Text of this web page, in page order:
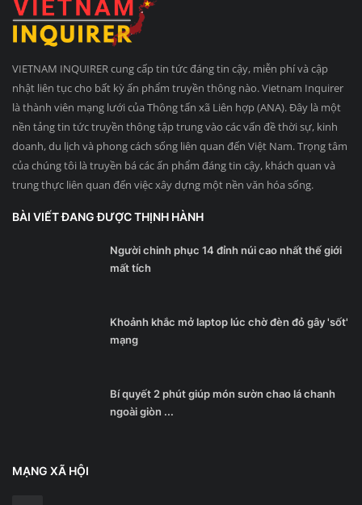
VIETNAM INQUIRER cung cấp tin tức đáng tin cậy, miễn phí và cập
nhật liên tục cho bất kỳ ấn phẩm truyền thông nào. Vietnam Inquirer
là thành viên mạng lưới của Thông tấn xã Liên hợp (ANA). Đây là một
nền tảng tin tức truyền thông tập trung vào các vấn đề thời sự, kinh
doanh, du lịch và phong cách sống liên quan đến Việt Nam. Trọng tâm
của chúng tôi là truyền bá các ấn phẩm đáng tin cậy, khách quan và
trung thực liên quan đến việc xây dựng một nền văn hóa sống.
BÀI VIẾT ĐANG ĐƯỢC THỊNH HÀNH
Người chinh phục 14 đỉnh núi cao nhất thế giới
mất tích
Khoảnh khắc mở laptop lúc chờ đèn đỏ gây 'sốt'
mạng
Bí quyết 2 phút giúp món sườn chao lá chanh
ngoài giòn ...
MẠNG XÃ HỘI